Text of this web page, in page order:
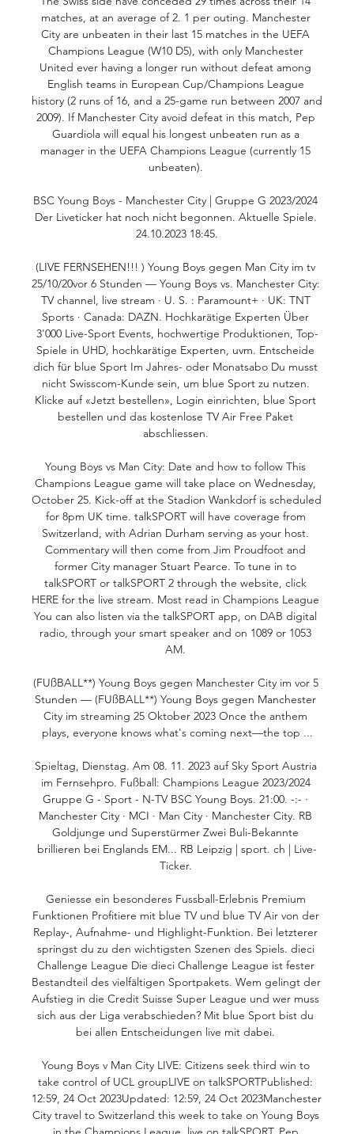
matches, at an average of 2. 1 per outing. Manchester
City are unbeaten in their last 15 matches in the UEFA
Champions League (W10 D5), with only Manchester
United ever having a longer run without defeat among
English teams in European Cup/Champions League
history (2 runs of 16, and a 25-game run between 2007 and
2009). If Manchester City avoid defeat in this match, Pep
Guardiola will equal his longest unbeaten run as a
manager in the UEFA Champions League (currently 15
unbeaten).
BSC Young Boys - Manchester City | Gruppe G 2023/2024
Der Liveticker hat noch nicht begonnen. Aktuelle Spiele.
24.10.2023 18:45.
(LIVE FERNSEHEN!!! ) Young Boys gegen Man City im tv
25/10/20vor 6 Stunden — Young Boys vs. Manchester City:
TV channel, live stream · U. S. : Paramount+ · UK: TNT
Sports · Canada: DAZN. Hochkarätige Experten Über
3'000 Live-Sport Events, hochwertige Produktionen, Top-
Spiele in UHD, hochkarätige Experten, uvm. Entscheide
dich für blue Sport Im Jahres- oder Monatsabo Du musst
nicht Swisscom-Kunde sein, um blue Sport zu nutzen.
Klicke auf «Jetzt bestellen», Login einrichten, blue Sport
bestellen und das kostenlose TV Air Free Paket
abschliessen.
Young Boys vs Man City: Date and how to follow This
Champions League game will take place on Wednesday,
October 25. Kick-off at the Stadion Wankdorf is scheduled
for 8pm UK time. talkSPORT will have coverage from
Switzerland, with Adrian Durham serving as your host.
Commentary will then come from Jim Proudfoot and
former City manager Stuart Pearce. To tune in to
talkSPORT or talkSPORT 2 through the website, click
HERE for the live stream. Most read in Champions League
You can also listen via the talkSPORT app, on DAB digital
radio, through your smart speaker and on 1089 or 1053
AM.
(FUßBALL**) Young Boys gegen Manchester City im vor 5
Stunden — (FUßBALL**) Young Boys gegen Manchester
City im streaming 25 Oktober 2023 Once the anthem
plays, everyone knows what's coming next—the top ...
Spieltag, Dienstag. Am 08. 11. 2023 auf Sky Sport Austria
im Fernsehpro. Fußball: Champions League 2023/2024
Gruppe G - Sport - N-TV BSC Young Boys. 21:00. -:- ·
Manchester City · MCI · Man City · Manchester City. RB
Goldjunge und Superstürmer Zwei Buli-Bekannte
brillieren bei Englands EM... RB Leipzig | sport. ch | Live-
Ticker.
Geniesse ein besonderes Fussball-Erlebnis Premium
Funktionen Profitiere mit blue TV und blue TV Air von der
Replay-, Aufnahme- und Highlight-Funktion. Bei letzterer
springst du zu den wichtigsten Szenen des Spiels. dieci
Challenge League Die dieci Challenge League ist fester
Bestandteil des vielfältigen Sportpakets. Wem gelingt der
Aufstieg in die Credit Suisse Super League und wer muss
sich aus der Liga verabschieden? Mit blue Sport bist du
bei allen Entscheidungen live mit dabei.
Young Boys v Man City LIVE: Citizens seek third win to
take control of UCL groupLIVE on talkSPORTPublished:
12:59, 24 Oct 2023Updated: 12:59, 24 Oct 2023Manchester
City travel to Switzerland this week to take on Young Boys